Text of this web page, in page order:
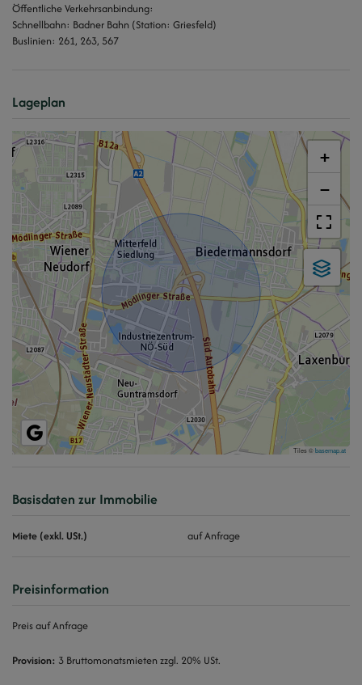
Öffentliche Verkehrsanbindung:
Schnellbahn: Badner Bahn (Station: Griesfeld)
Buslinien: 261, 263, 567
Lageplan
+
−
Tiles ©basemap.at
Basisdaten zur Immobilie
Miete (exkl. USt.) auf Anfrage
Preisinformation
Preis auf Anfrage
Provision: 3 Bruttomonatsmieten zzgl. 20% USt.